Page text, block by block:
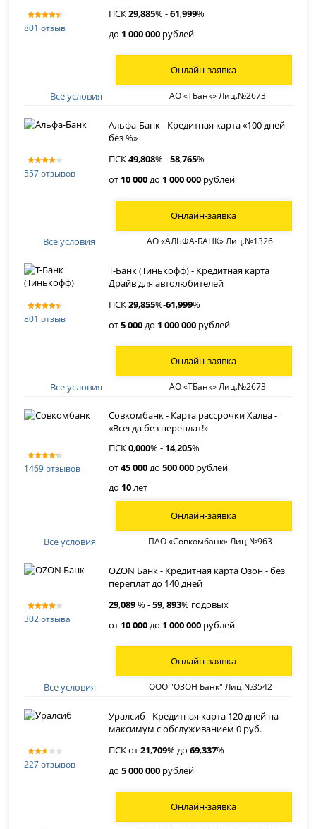
801 отзыв
ПСК29,885% -61,999%
до 1 000 000 рублей
Все условия АО «ТБанк» Лиц.№2673
Онлайн-заявка
557 отзывов
Альфа-Банк - Кредитная карта «100 дней
без %»
ПСК49,808% -58,765%
от 10 000 до 1 000 000 рублей
Все условия АО «АЛЬФА-БАНК» Лиц.№1326
Онлайн-заявка
801 отзыв
Т-Банк (Тинькофф) - Кредитная карта
Драйв для автолюбителей
ПСК29,855%-61,999%
от5 000 до 1 000 000 рублей
Все условия АО «ТБанк» Лиц.№2673
Онлайн-заявка
1469 отзывов
Совкомбанк - Карта рассрочки Халва -
«Всегда без переплат!»
ПСК0,000% - 14,205%
от45 000до500 000 рублей
до 10лет
Все условия ПАО «Совкомбанк» Лиц.№963
Онлайн-заявка
302 отзыва
OZON Банк - Кредитная карта Озон - без
переплат до 140 дней
29,089% -59,893% годовых
от 10 000 до 1 000 000 рублей
Все условия ООО "ОЗОН Банк" Лиц.№3542
Онлайн-заявка
227 отзывов
Уралсиб - Кредитная карта 120 дней на
максимум с обслуживанием 0 руб.
ПСК от21,709% до69,337%
до5 000 000 рублей
Онлайн-заявка